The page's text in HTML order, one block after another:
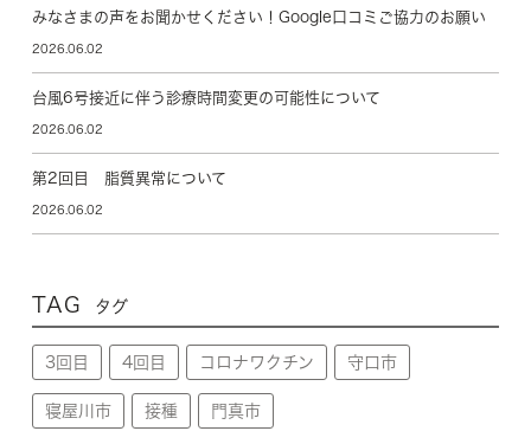
みなさまの声をお聞かせください！Google口コミご協力のお願い
2026.06.02
台風6号接近に伴う診療時間変更の可能性について
2026.06.02
第2回目 脂質異常について
2026.06.02
TAG タグ
3回目 4回目 コロナワクチン 守口市
寝屋川市 接種 門真市